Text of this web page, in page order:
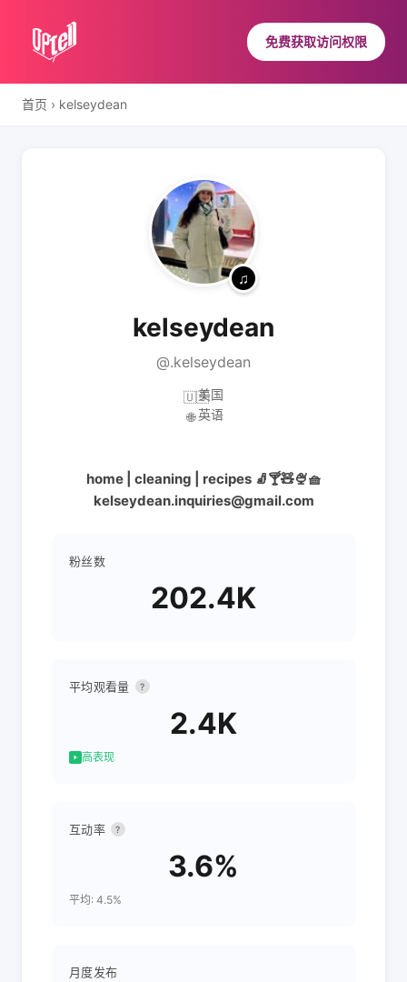
免费获取访问权限
首页 › kelseydean
kelseydean
@.kelseydean
🇺🇸美国
🌐 英语
home | cleaning | recipes 🧦🍸🧸🍨🧺
kelseydean.inquiries@gmail.com
粉丝数
202.4K
平均观看量 ?
2.4K
高表现
互动率 ?
3.6%
平均: 4.5%
月度发布